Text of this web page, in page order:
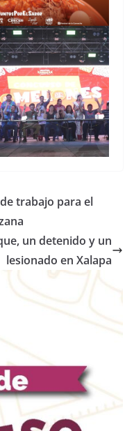
trabajo para el
un detenido y un
lesionado en Xalapa